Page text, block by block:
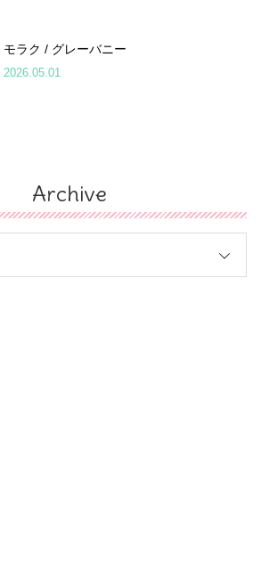
モラク / グレーバニー
2026.05.01
Archive